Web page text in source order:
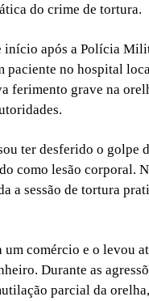
do crime de tortura.
após a Polícia
paciente no hospital
ferimento grave na
ter desferido o golpe
como lesão corporal.
a sessão de tortura
comércio e o levou
Durante as
parcial da